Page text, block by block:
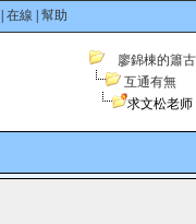
在線 幫助
廖錦棟的簫
互通有無
求文松老